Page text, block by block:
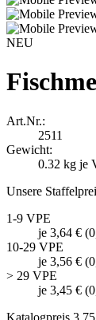
NEU
Art.Nr.:
2511
Gewicht:
0.32 kg je
Unsere
1-9 VPE
je 3,64 €
10-29 VPE
je 3,56 €
> 29 VPE
je 3,45 €
Katalogpreis